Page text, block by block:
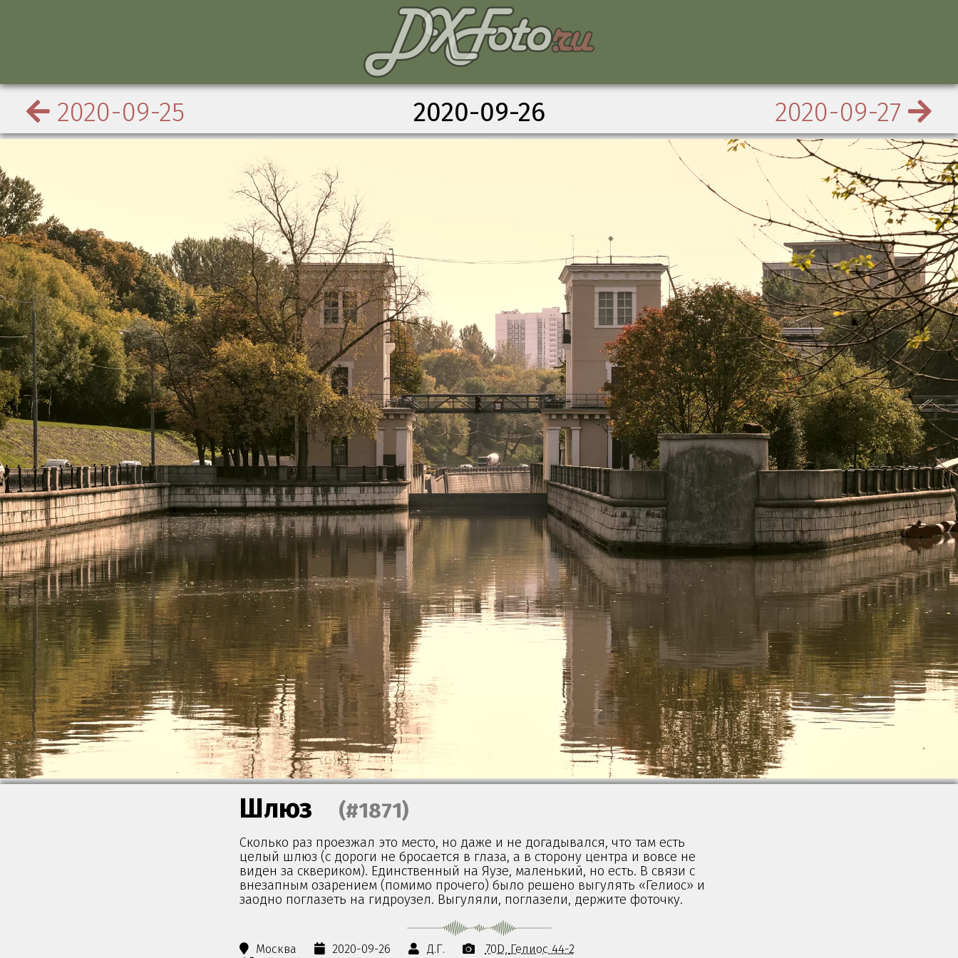
2020-09-25 2020-09-26 2020-09-27
Шлюз (#1871)
Сколько раз проезжал это место, но даже и не догадывался, что там есть
целый шлюз (с дороги не бросается в глаза, а в сторону центра и вовсе не
виден за сквериком). Единственный на Яузе, маленький, но есть. В связи с
внезапным озарением (помимо прочего) было решено выгулять «Гелиос» и
заодно поглазеть на гидроузел. Выгуляли, поглазели, держите фоточку.
Москва 2020-09-26 Д.Г. 70D Гелиос 44-2